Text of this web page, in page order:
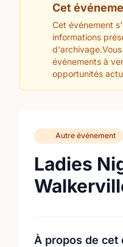
Cet
Cet événement
informations
événements à
opportunités
Autre événement
Ladies
À propos de cet